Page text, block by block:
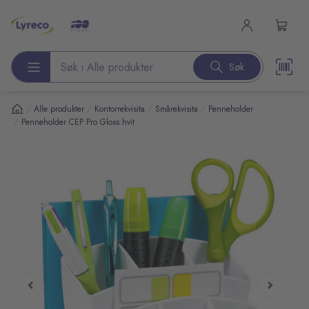
Søk etter produkter Søk
Alle produkter Kontorrekvisita Smårekvisita Penneholder
Penneholder CEP Pro Gloss hvit